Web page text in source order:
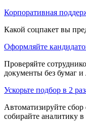
Корпоративная
Какой соцпакет вы
Оформляйте
Проверяйте
документы без бумаг
Ускорьте подбор в 2
Автоматизируйте сбор
собирайте аналитику в